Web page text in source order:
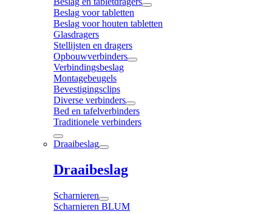
Beslag voor tabletten
Beslag voor houten tabletten
Glasdragers
Stellijsten en dragers
Opbouwverbinders
Verbindingsbeslag
Montagebeugels
Bevestigingsclips
Diverse verbinders
Bed en tafelverbinders
Traditionele verbinders
Draaibeslag
Draaibeslag
Scharnieren
Scharnieren BLUM